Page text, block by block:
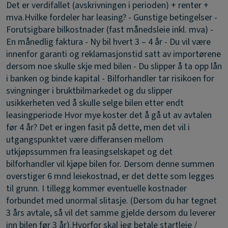
Det er verdifallet (avskrivningen i perioden) + renter +
mva.Hvilke fordeler har leasing? - Gunstige betingelser -
Forutsigbare bilkostnader (fast månedsleie inkl. mva) -
En månedlig faktura - Ny bil hvert 3 – 4 år - Du vil være
innenfor garanti og reklamasjonstid satt av importørene
dersom noe skulle skje med bilen - Du slipper å ta opp lån
i banken og binde kapital - Bilforhandler tar risikoen for
svingninger i bruktbilmarkedet og du slipper
usikkerheten ved å skulle selge bilen etter endt
leasingperiode Hvor mye koster det å gå ut av avtalen
før 4 år? Det er ingen fasit på dette, men det vil i
utgangspunktet være differansen mellom
utkjøpssummen fra leasingselskapet og det
bilforhandler vil kjøpe bilen for. Dersom denne summen
overstiger 6 mnd leiekostnad, er det dette som legges
til grunn. I tillegg kommer eventuelle kostnader
forbundet med unormal slitasje. (Dersom du har tegnet
3 års avtale, så vil det samme gjelde dersom du leverer
inn bilen før 3 år).Hvorfor skal jeg betale startleie /